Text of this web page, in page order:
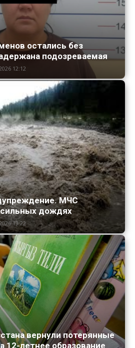
остались без
подозреваемая
12:12
МЧС
дождях
13:22
вернули потерянные
12-летнее образование